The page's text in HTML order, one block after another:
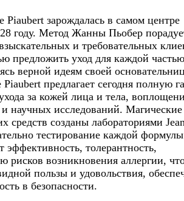
Piaubert зарождалась в самом центре
году. Метод Жанны Пьобер
и требовательных
предложить уход для каждой частью
верной идеям своей
Piaubert предлагает сегодня полную
за кожей лица и тела,
и научных исследований. Магические
средств созданы лабораториями
тестирование каждой формулы
эффективность, толерантность,
рисков возникновения аллергии,
пользы и удовольствия,
в безопасности.